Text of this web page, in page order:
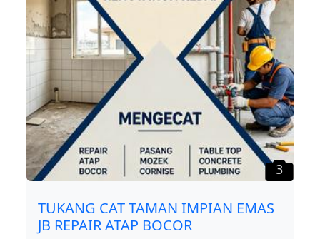
3
TUKANG CAT TAMAN IMPIAN EMAS
JB REPAIR ATAP BOCOR